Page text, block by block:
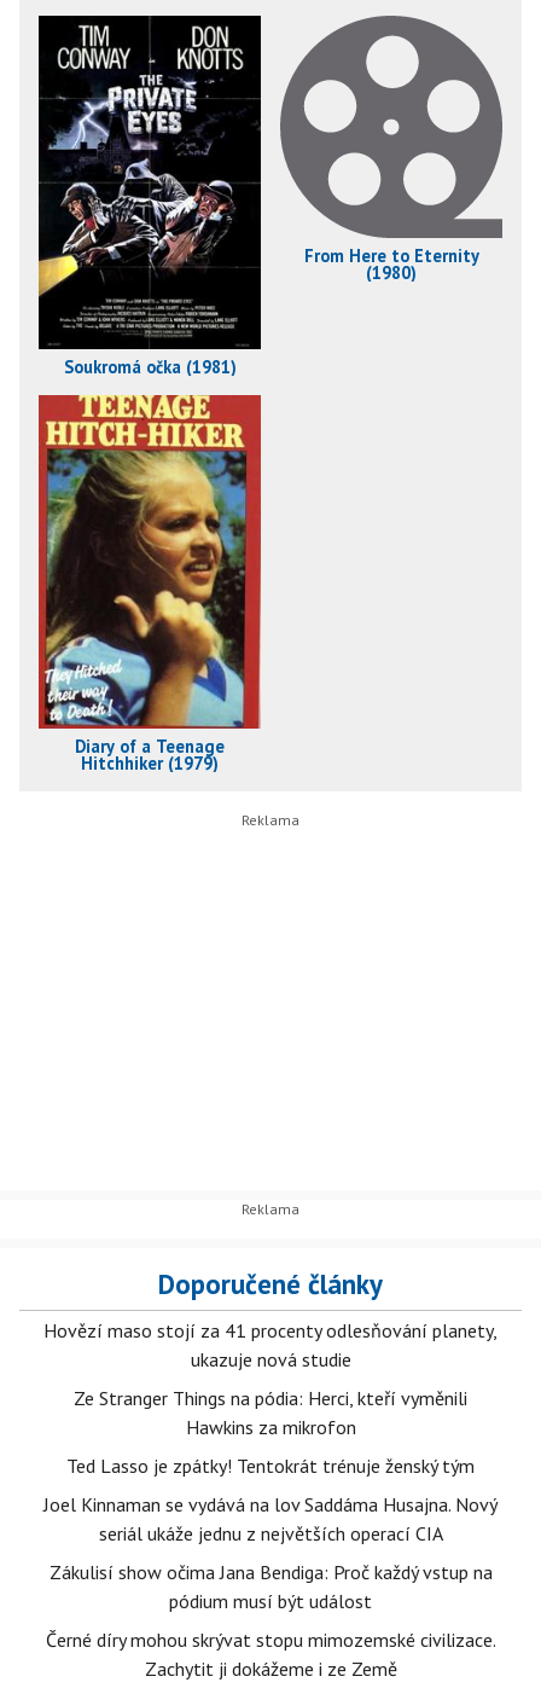
Soukromá očka (1981)
From Here to Eternity
(1980)
Diary of a Teenage
Hitchhiker (1979)
Doporučené články
Hovězí maso stojí za 41 procenty odlesňování planety,
ukazuje nová studie
Ze Stranger Things na pódia: Herci, kteří vyměnili
Hawkins za mikrofon
Ted Lasso je zpátky! Tentokrát trénuje ženský tým
Joel Kinnaman se vydává na lov Saddáma Husajna. Nový
seriál ukáže jednu z největších operací CIA
Zákulisí show očima Jana Bendiga: Proč každý vstup na
pódium musí být událost
Černé díry mohou skrývat stopu mimozemské civilizace.
Zachytit ji dokážeme i ze Země